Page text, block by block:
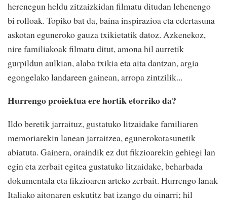
herenegun heldu zitzaizkidan filmatu ditudan lehenengo
bi rolloak. Topiko bat da, baina inspirazioa eta edertasuna
askotan eguneroko gauza txikietatik datoz. Azkenekoz,
nire familiakoak filmatu ditut, amona hil aurretik
gurpildun aulkian, alaba txikia eta aita dantzan, argia
egongelako landareen gainean, arropa zintzilik...
Hurrengo proiektua ere hortik etorriko da?
Ildo beretik jarraituz, gustatuko litzaidake familiaren
memoriarekin lanean jarraitzea, egunerokotasunetik
abiatuta. Gainera, oraindik ez dut fikzioarekin gehiegi lan
egin eta zerbait egitea gustatuko litzaidake, beharbada
dokumentala eta fikzioaren arteko zerbait. Hurrengo lanak
Italiako aitonaren eskutitz bat izango du oinarri; hil